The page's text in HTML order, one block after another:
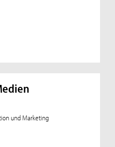
und Marketing